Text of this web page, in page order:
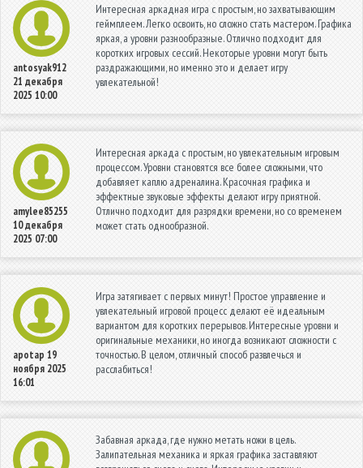
antosyak912
21 декабря
2025 10:00
Интересная аркадная игра с простым, но захватывающим
геймплеем. Легко освоить, но сложно стать мастером. Графика
яркая, а уровни разнообразные. Отлично подходит для
коротких игровых сессий. Некоторые уровни могут быть
раздражающими, но именно это и делает игру
увлекательной!
amylee85255
10 декабря
2025 07:00
Интересная аркада с простым, но увлекательным игровым
процессом. Уровни становятся все более сложными, что
добавляет каплю адреналина. Красочная графика и
эффектные звуковые эффекты делают игру приятной.
Отлично подходит для разрядки времени, но со временем
может стать однообразной.
apotap 19
ноября 2025
16:01
Игра затягивает с первых минут! Простое управление и
увлекательный игровой процесс делают её идеальным
вариантом для коротких перерывов. Интересные уровни и
оригинальные механики, но иногда возникают сложности с
точностью. В целом, отличный способ развлечься и
расслабиться!
Забавная аркада, где нужно метать ножи в цель.
Залипательная механика и яркая графика заставляют